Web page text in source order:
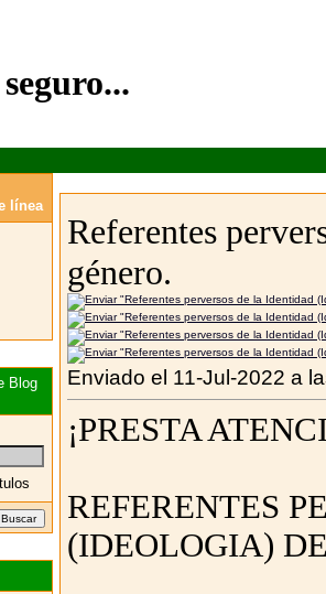
Referentes
género.
Enviado el 11-Jul-2022 a
¡PRESTA
REFERENTES
(IDEOLOGIA)
Blog